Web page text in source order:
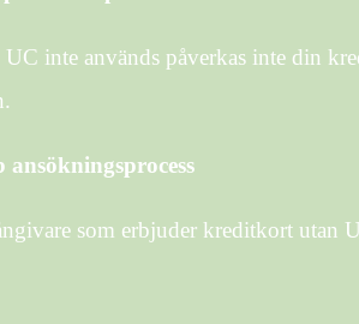
UC inte används påverkas inte din
ansökningsprocess
som erbjuder kreditkort utan